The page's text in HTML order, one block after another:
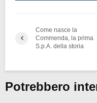
Come nasce la
Commenda, la prima
S.p.A. della storia
Potrebbero